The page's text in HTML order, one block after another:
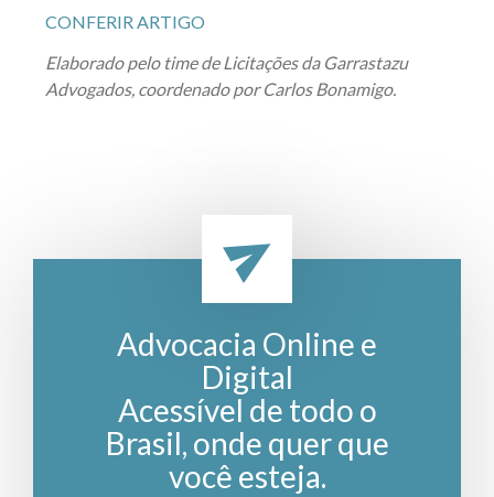
CONFERIR ARTIGO
Elaborado pelo time de Licitações da Garrastazu
Advogados, coordenado por Carlos Bonamigo.
Advocacia Online e
Digital
Acessível de todo o
Brasil, onde quer que
você esteja.